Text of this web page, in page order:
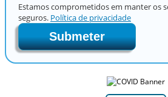
Estamos comprometidos em manter os
seguros. Política de privacidade
Submeter